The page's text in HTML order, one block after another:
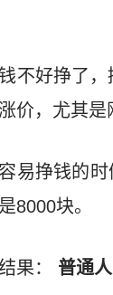
不好挣了
价，尤其是
易挣钱的
8000块。
果： 普通